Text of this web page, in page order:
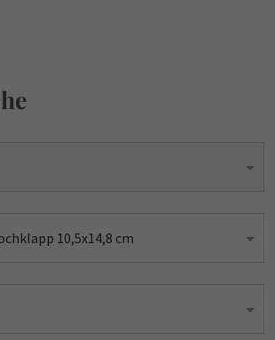
10,5x14,8 cm